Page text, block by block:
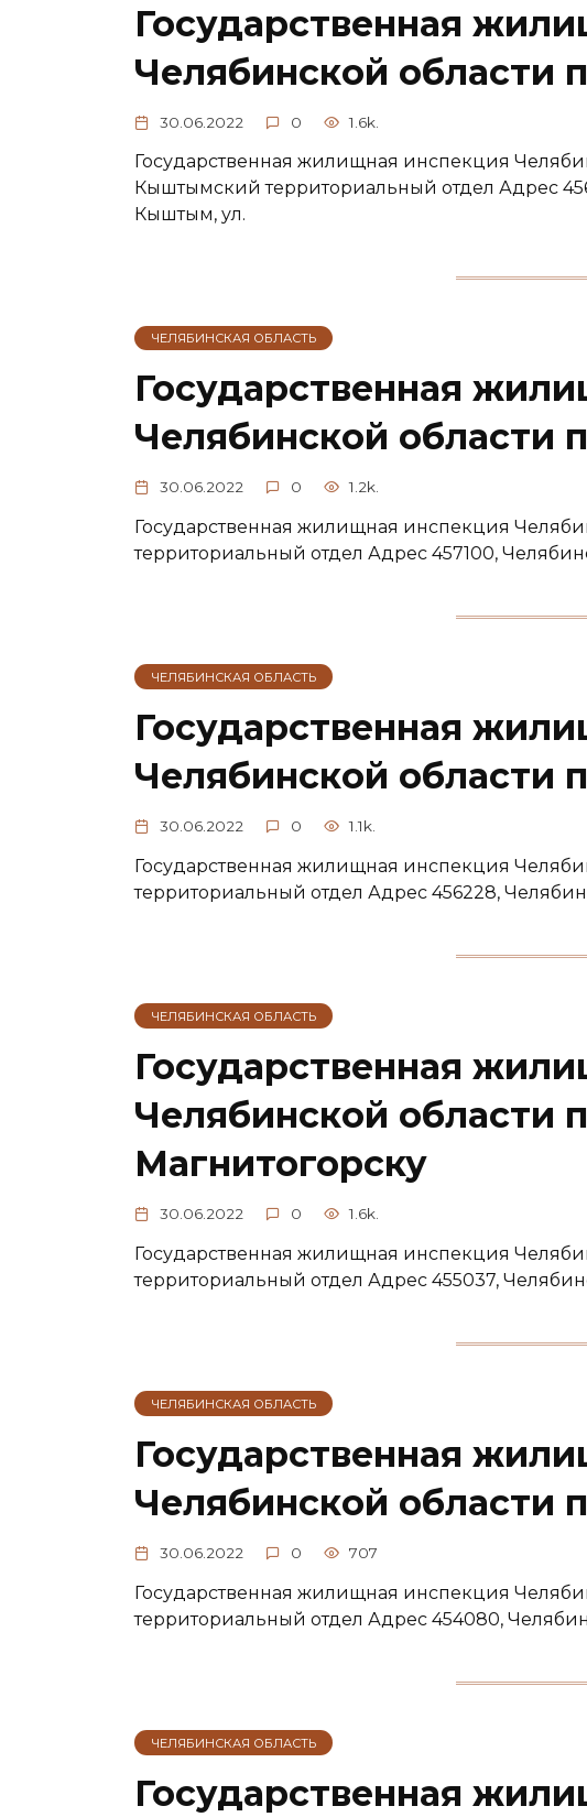
Государственная
Челябинской области
30.06.2022 0 1.6k.
Государственная жилищная инспекция
Кыштымский территориальный отдел Адрес
Кыштым, ул.
ЧЕЛЯБИНСКАЯ ОБЛАСТЬ
Государственная
Челябинской области
30.06.2022 0 1.2k.
Государственная жилищная инспекция
территориальный отдел Адрес 457100,
ЧЕЛЯБИНСКАЯ ОБЛАСТЬ
Государственная
Челябинской области
30.06.2022 0 1.1k.
Государственная жилищная инспекция
территориальный отдел Адрес 456228,
ЧЕЛЯБИНСКАЯ ОБЛАСТЬ
Государственная
Челябинской области
Магнитогорску
30.06.2022 0 1.6k.
Государственная жилищная инспекция
территориальный отдел Адрес 455037,
ЧЕЛЯБИНСКАЯ ОБЛАСТЬ
Государственная
Челябинской области
30.06.2022 0 707
Государственная жилищная инспекция
территориальный отдел Адрес 454080,
ЧЕЛЯБИНСКАЯ ОБЛАСТЬ
Государственная